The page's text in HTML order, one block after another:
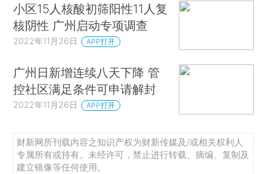
小区15人核酸初筛阳性11人复
核阴性 广州启动专项调查
2022年11月26日 APP打开
广州日新增连续八天下降 管
控社区满足条件可申请解封
2022年11月26日 APP打开
财新网所刊载内容之知识产权为财新传媒及/或相关权利人
专属所有或持有。未经许可，禁止进行转载、摘编、复制及
建立镜像等任何使用。